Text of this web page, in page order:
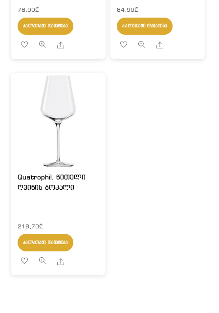
78,00₾
ᲙᲐᲚᲐᲗᲐᲨᲘ ᲓᲐᲛᲐᲢᲔᲑᲐ
Share
84,90₾
ᲙᲐᲚᲐᲗᲐᲨᲘ ᲓᲐᲛᲐᲢᲔᲑᲐ
Share
Quatrophil. წითელი
ღვინის ბოკალი
218,70₾
ᲙᲐᲚᲐᲗᲐᲨᲘ ᲓᲐᲛᲐᲢᲔᲑᲐ
Share